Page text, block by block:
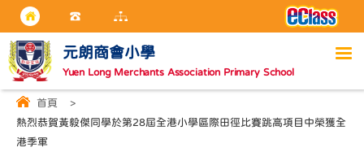
元朗商會小學
Yuen Long Merchants Association Primary School
首頁
>
熱烈恭賀黃毅傑同學於第28屆全港小學區際田徑比賽跳高項目中榮獲全
港季軍